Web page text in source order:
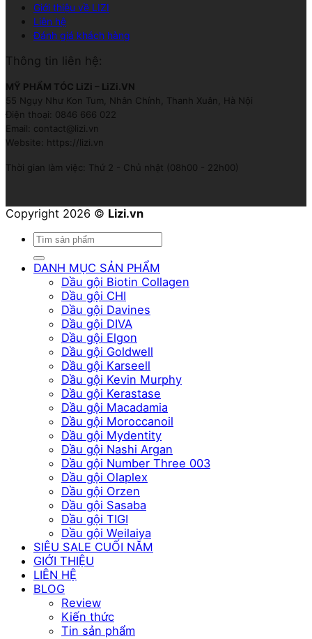
Giới thiệu về LIZI
Liên hệ
Đánh giá khách hàng
Thông tin liên hệ:
MỸ PHẨM TÓC LiZi – LiZi.VN
55 Ngụy Như Kon Tum, Nhân Chính, Thanh Xuân, Hà Nội
Điện thoại: 0846 666 022
Email: contact@lizi.vn
Website: https://lizi.vn
Thời gian làm việc: Thứ 2 - Chủ nhật (08h00 - 22h00)
Copyright 2026 © Lizi.vn
Tìm
DANH MỤC SẢN PHẨM
Dầu gội Biotin Collagen
Dầu gội CHI
Dầu gội Davines
Dầu gội DIVA
Dầu gội Elgon
Dầu gội Goldwell
Dầu gội Karseell
Dầu gội Kevin Murphy
Dầu gội Kerastase
Dầu gội Macadamia
Dầu gội Moroccanoil
Dầu gội Mydentity
Dầu gội Nashi Argan
Dầu gội Number Three 003
Dầu gội Olaplex
Dầu gội Orzen
Dầu gội Sasaba
Dầu gội TIGI
Dầu gội Weilaiya
SIÊU SALE CUỐI NĂM
GIỚI THIỆU
LIÊN HỆ
BLOG
Review
Kiến thức
Tin sản phẩm